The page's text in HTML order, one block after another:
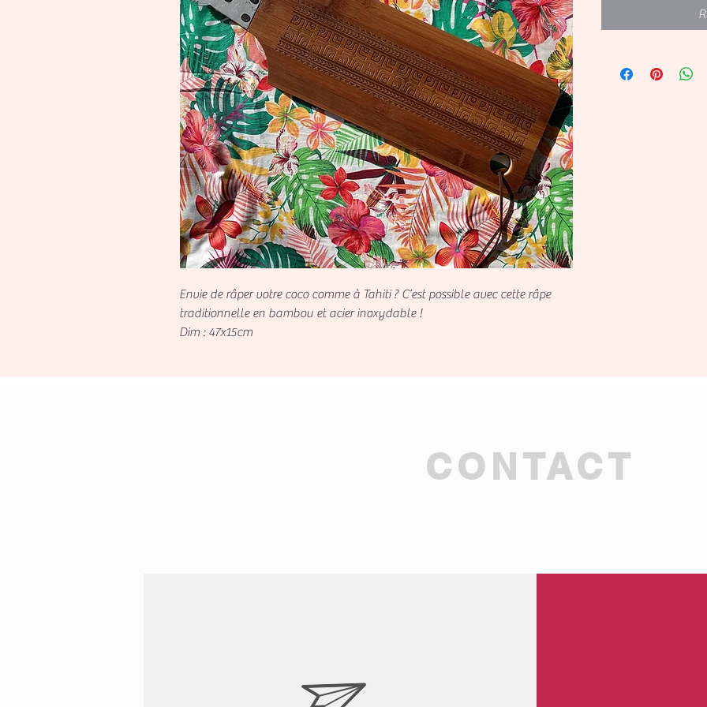
Envie de râper votre coco comme à Tahiti ? C’est possible avec cette râpe
traditionnelle en bambou et acier inoxydable !
Dim : 47x15cm
CONTACT